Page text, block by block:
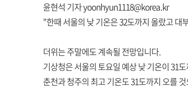
윤현석 기자 yoonhyun1118@korea.kr
"한때 서울의 낮 기온은 32도까지 올랐고 대
더위는 주말에도 계속될 전망입니다.
기상청은 서울의 토요일 예상 낮 기온이 31
춘천과 청주의 최고 기온도 31도까지 오를